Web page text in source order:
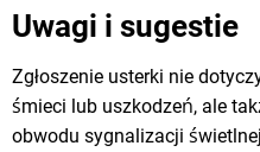
Uwagi i sugestie
Zgłoszenie usterki nie
śmieci lub uszkodzeń, ale
obwodu sygnalizacji